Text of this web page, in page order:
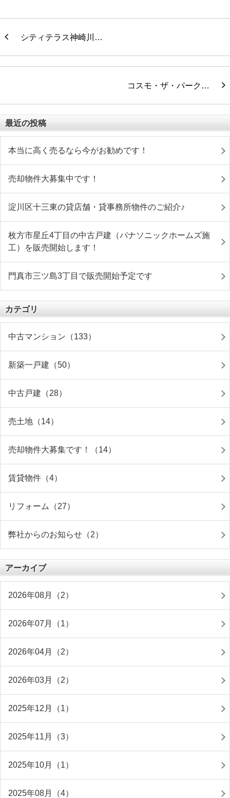
シティテラス神崎川…
コスモ・ザ・パーク…
最近の投稿
本当に高く売るなら今がお勧めです！
売却物件大募集中です！
淀川区十三東の貸店舗・貸事務所物件のご紹介♪
枚方市星丘4丁目の中古戸建（パナソニックホームズ施
工）を販売開始します！
門真市三ツ島3丁目で販売開始予定です
カテゴリ
中古マンション（133）
新築一戸建（50）
中古戸建（28）
売土地（14）
売却物件大募集です！（14）
賃貸物件（4）
リフォーム（27）
弊社からのお知らせ（2）
アーカイブ
2026年08月（2）
2026年07月（1）
2026年04月（2）
2026年03月（2）
2025年12月（1）
2025年11月（3）
2025年10月（1）
2025年08月（4）